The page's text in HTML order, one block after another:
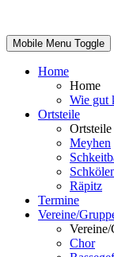
Mobile Menu Toggle
Home
Home
Wie gut
Ortsteile
Ortsteile
Meyhen
Räpitz
Termine
Vereine/
Chor